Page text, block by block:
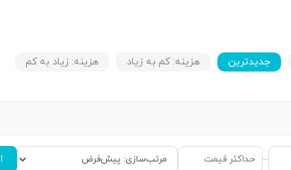
جدیدترین هزینه: کم به زیاد هزینه: زیاد به کم
–